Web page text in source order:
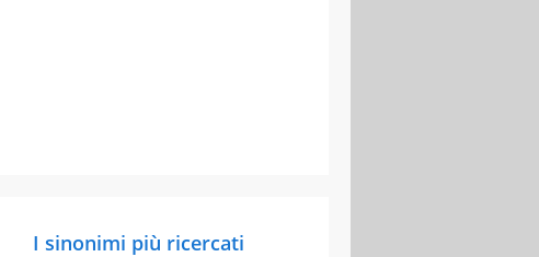
I sinonimi più ricercati